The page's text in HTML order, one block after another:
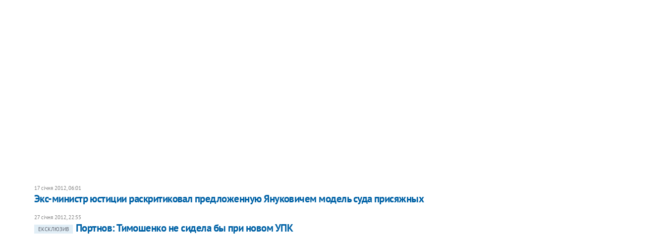
17 січня 2012, 06:01
Экс-министр юстиции раскритиковал предложенную Януковичем модель суда присяжных
27 січня 2012, 22:55
ЕКСКЛЮЗИВ
Портнов: Тимошенко не сидела бы при новом УПК